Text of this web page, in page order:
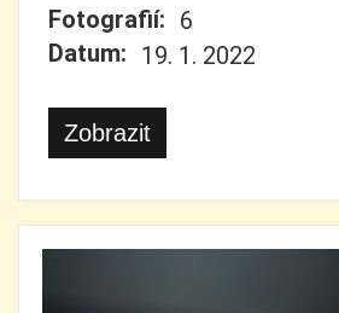
Fotografií: 6
Datum: 19. 1. 2022
Zobrazit